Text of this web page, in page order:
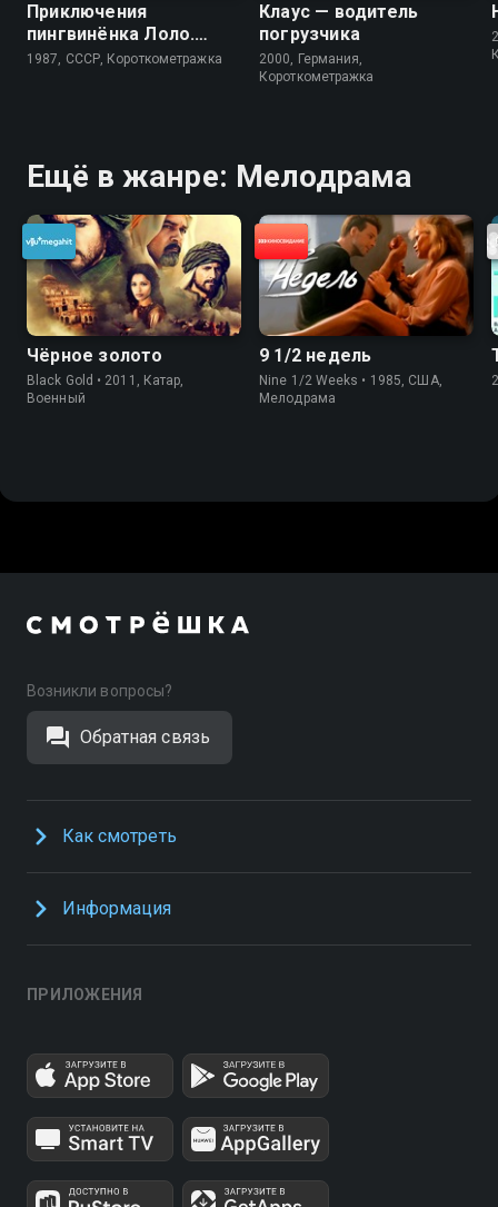
Приключения
пингвинёнка Лоло.
Фильм третий
1987, СССР, Короткометражка
Клаус — водитель
погрузчика
2000, Германия,
Короткометражка
Ещё в жанре: Мелодрама
Чёрное золото
Black Gold • 2011, Катар,
Военный
9 1/2 недель
Nine 1/2 Weeks • 1985, США,
Мелодрама
Возникли вопросы?
Обратная связь
Как смотреть
Информация
ПРИЛОЖЕНИЯ